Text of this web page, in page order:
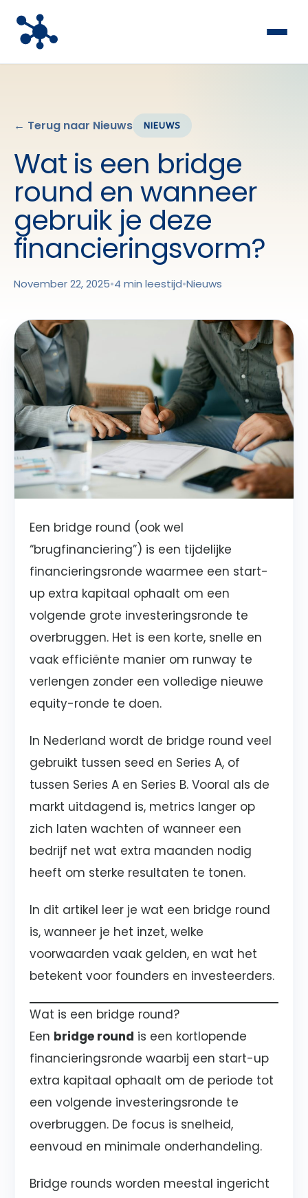
← Terug naar Nieuws NIEUWS
Wat is een bridge
round en wanneer
gebruik je deze
financieringsvorm?
November 22, 2025•4 min leestijd•Nieuws
Een bridge round (ook wel
“brugfinanciering”) is een tijdelijke
financieringsronde waarmee een start-
up extra kapitaal ophaalt om een
volgende grote investeringsronde te
overbruggen. Het is een korte, snelle en
vaak efficiënte manier om runway te
verlengen zonder een volledige nieuwe
equity-ronde te doen.
In Nederland wordt de bridge round veel
gebruikt tussen seed en Series A, of
tussen Series A en Series B. Vooral als de
markt uitdagend is, metrics langer op
zich laten wachten of wanneer een
bedrijf net wat extra maanden nodig
heeft om sterke resultaten te tonen.
In dit artikel leer je wat een bridge round
is, wanneer je het inzet, welke
voorwaarden vaak gelden, en wat het
betekent voor founders en investeerders.
Wat is een bridge round?
Een bridge round is een kortlopende
financieringsronde waarbij een start-up
extra kapitaal ophaalt om de periode tot
een volgende investeringsronde te
overbruggen. De focus is snelheid,
eenvoud en minimale onderhandeling.
Bridge rounds worden meestal ingericht